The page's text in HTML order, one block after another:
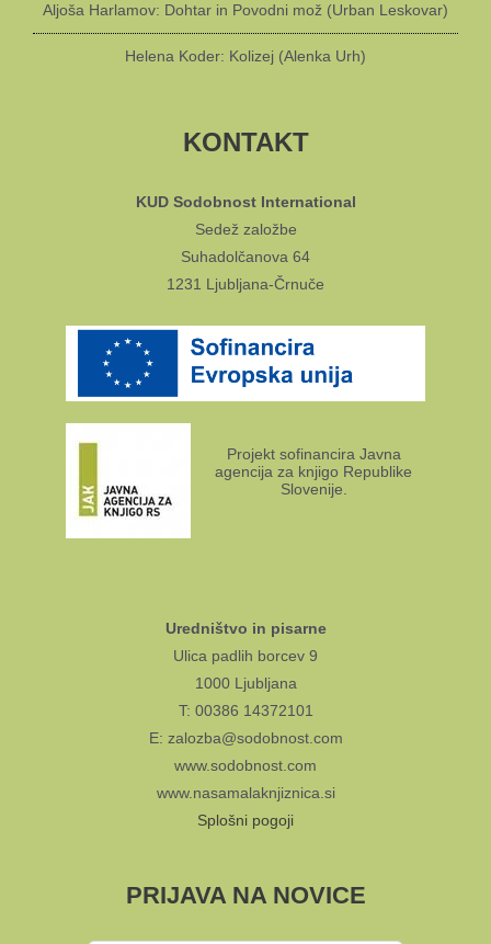
Aljoša Harlamov: Dohtar in Povodni mož (Urban Leskovar)
Helena Koder: Kolizej (Alenka Urh)
KONTAKT
KUD Sodobnost International
Sedež založbe
Suhadolčanova 64
1231 Ljubljana-Črnuče
Projekt sofinancira Javna
agencija za knjigo Republike
Slovenije.
Uredništvo in pisarne
Ulica padlih borcev 9
1000 Ljubljana
T: 00386 14372101
E: zalozba@sodobnost.com
www.sodobnost.com
www.nasamalaknjiznica.si
Splošni pogoji
PRIJAVA NA NOVICE